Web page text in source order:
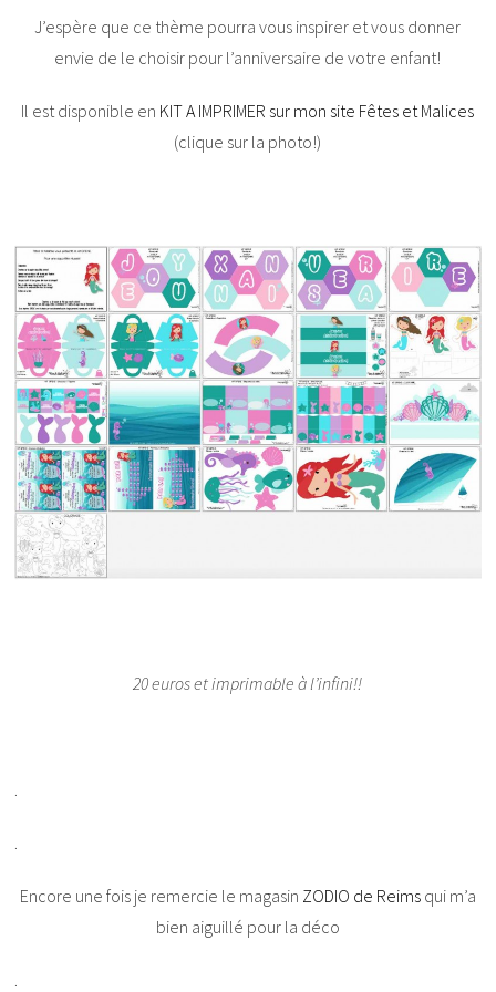
J’espère que ce thème pourra vous inspirer et vous donner
envie de le choisir pour l’anniversaire de votre enfant!
Il est disponible en KIT A IMPRIMER sur mon site Fêtes et Malices
(clique sur la photo!)
20 euros et imprimable à l’infini!!
.
.
Encore une fois je remercie le magasin ZODIO de Reimsqui m’a
bien aiguillé pour la déco
.